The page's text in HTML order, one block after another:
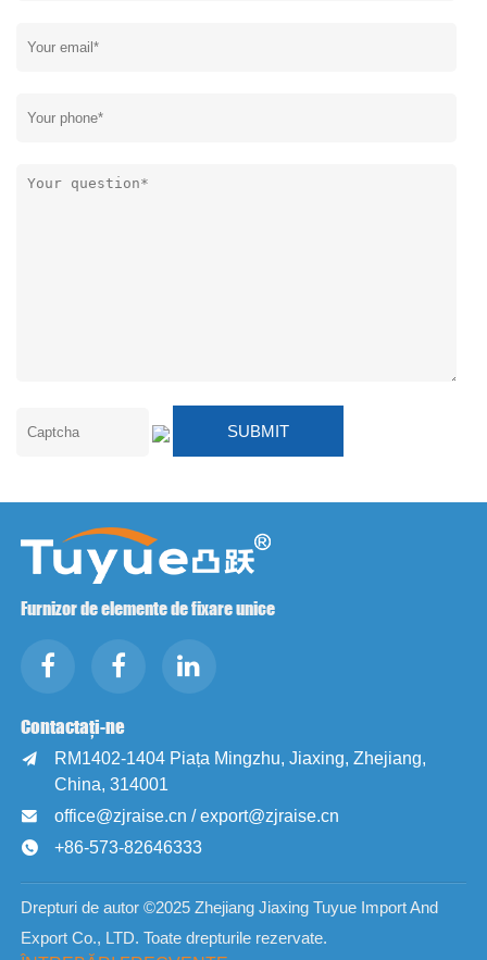
Furnizor de elemente de fixare unice
Contactați-ne

RM1402-1404 Piața Mingzhu, Jiaxing, Zhejiang,
China, 314001
 office@zjraise.cn / export@zjraise.cn
 +86-573-82646333
Drepturi de autor ©2025 Zhejiang Jiaxing Tuyue Import And
Export Co., LTD. Toate drepturile rezervate.